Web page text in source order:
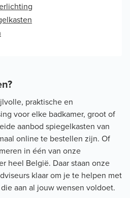
praktische en
voor elke badkamer, groot of
aanbod spiegelkasten van
online te bestellen zijn. Of
in één van onze
heel België. Daar staan onze
klaar om je te helpen met
aan al jouw wensen voldoet.